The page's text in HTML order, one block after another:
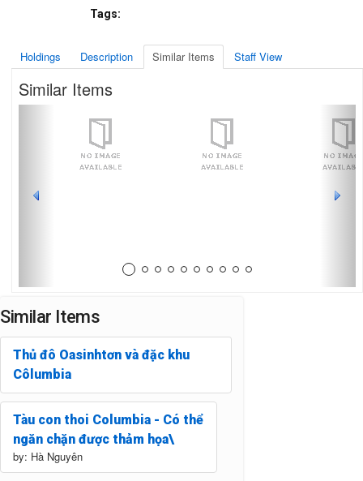
Tags:
Holdings Description Similar Items Staff View
Similar Items
Prev Next
Similar Items
Thủ đô Oasinhtơn và đặc khu
Côlumbia
Tàu con thoi Columbia - Có thể
ngăn chặn được thảm họa\
by: Hà Nguyên